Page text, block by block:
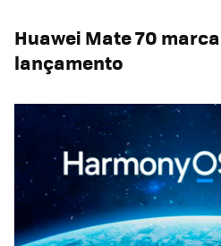
Huawei Mate 70
lançamento